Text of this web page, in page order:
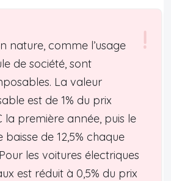
nature, comme l’usage
de société, sont
La valeur
est de 1% du prix
la première année, puis le
de 12,5% chaque
les voitures électriques
est réduit à 0,5% du prix